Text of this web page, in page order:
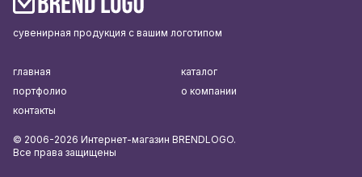
сувенирная продукция с вашим логотипом
главная
каталог
портфолио
о компании
контакты
© 2006-2026 Интернет-магазин BRENDLOGO.
Все права защищены